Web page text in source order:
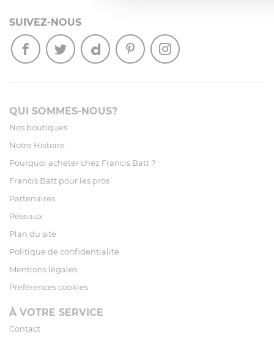
SUIVEZ-NOUS
QUI SOMMES-NOUS?
Nos boutiques
Notre Histoire
Pourquoi acheter chez Francis Batt ?
Francis Batt pour les pros
Partenaires
Réseaux
Plan du site
Politique de confidentialité
Mentions légales
Préférences cookies
À VOTRE SERVICE
Contact